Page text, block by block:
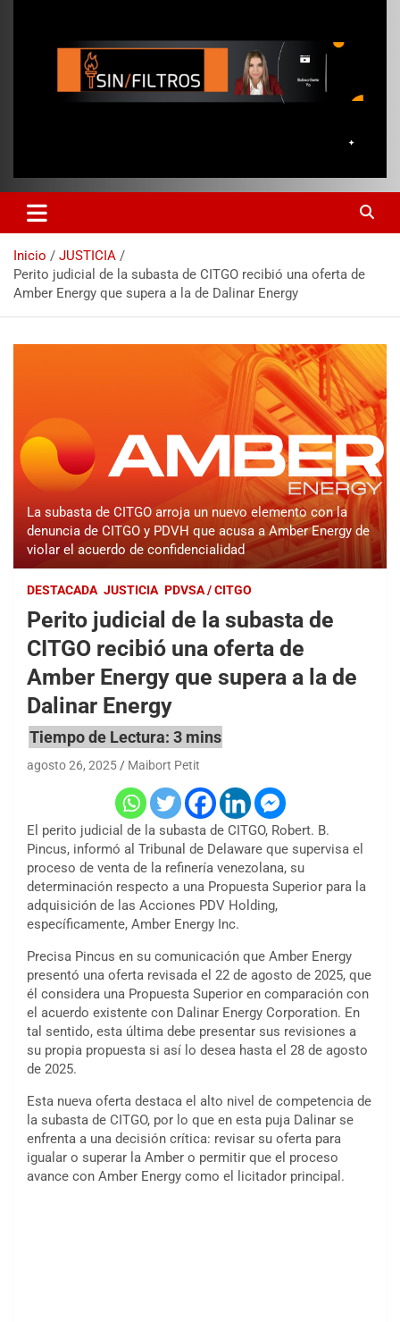
Inicio
JUSTICIA
Perito judicial de la subasta de CITGO recibió una oferta de
Amber Energy que supera a la de Dalinar Energy
La subasta de CITGO arroja un nuevo elemento con la
denuncia de CITGO y PDVH que acusa a Amber Energy de
violar el acuerdo de confidencialidad
DESTACADA JUSTICIA PDVSA / CITGO
Perito judicial de la subasta de
CITGO recibió una oferta de
Amber Energy que supera a la de
Dalinar Energy
agosto 26, 2025 Maibort Petit
El perito judicial de la subasta de CITGO, Robert. B.
Pincus, informó al Tribunal de Delaware que supervisa el
proceso de venta de la refinería venezolana, su
determinación respecto a una Propuesta Superior para la
adquisición de las Acciones PDV Holding,
específicamente, Amber Energy Inc.
Precisa Pincus en su comunicación que Amber Energy
presentó una oferta revisada el 22 de agosto de 2025, que
él considera una Propuesta Superior en comparación con
el acuerdo existente con Dalinar Energy Corporation. En
tal sentido, esta última debe presentar sus revisiones a
su propia propuesta si así lo desea hasta el 28 de agosto
de 2025.
Esta nueva oferta destaca el alto nivel de competencia de
la subasta de CITGO, por lo que en esta puja Dalinar se
enfrenta a una decisión crítica: revisar su oferta para
igualar o superar la Amber o permitir que el proceso
avance con Amber Energy como el licitador principal.